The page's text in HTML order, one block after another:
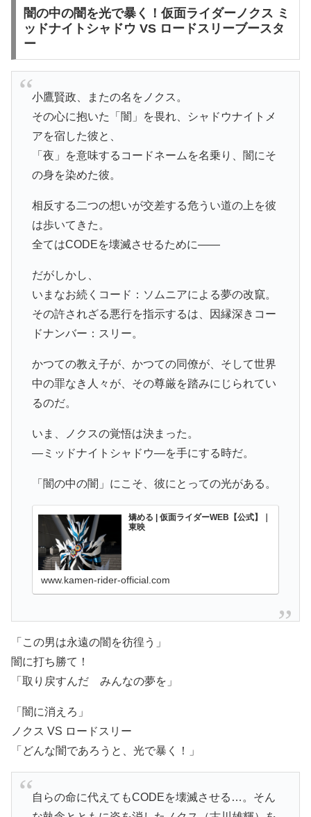
闇の中の闇を光で暴く！仮面ライダーノクス ミ
ッドナイトシャドウ VS ロードスリーブースタ
ー
小鷹賢政、またの名をノクス。
その心に抱いた「闇」を畏れ、シャドウナイトメ
アを宿した彼と、
「夜」を意味するコードネームを名乗り、闇にそ
の身を染めた彼。
相反する二つの想いが交差する危うい道の上を彼
は歩いてきた。
全てはCODEを壊滅させるために――
だがしかし、
いまなお続くコード：ソムニアによる夢の改竄。
その許されざる悪行を指示するは、因縁深きコー
ドナンバー：スリー。
かつての教え子が、かつての同僚が、そして世界
中の罪なき人々が、その尊厳を踏みにじられてい
るのだ。
いま、ノクスの覚悟は決まった。
―ミッドナイトシャドウ―を手にする時だ。
「闇の中の闇」にこそ、彼にとっての光がある。
矯める | 仮面ライダーWEB【公式】｜
東映
www.kamen-rider-official.com
「この男は永遠の闇を彷徨う」
闇に打ち勝て！
「取り戻すんだ みんなの夢を」
「闇に消えろ」
ノクス VS ロードスリー
「どんな闇であろうと、光で暴く！」
自らの命に代えてもCODEを壊滅させる…。そん